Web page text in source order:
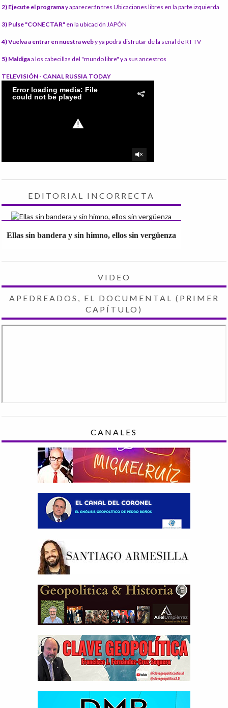
2) Ejecute el programay aparecerán tres Ubicaciones libres en la parte izquierda
3) Pulse "CONECTAR" en la ubicación JAPÓN
4) Vuelva a entrar en nuestra weby ya podrá disfrutar de la señal de RT TV
5) Maldigaa los cabecillas del "mundo libre" y a sus ancestros
TELEVISIÓN - CANAL RUSSIA TODAY
EDITORIAL INCORRECTA
Ellas sin bandera y sin himno, ellos sin vergüenza
VIDEO
APEDREADOS, EL DOCUMENTAL (PRIMER
CAPÍTULO)
CANALES